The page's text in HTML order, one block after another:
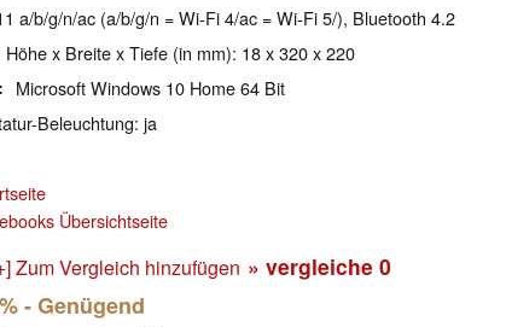
a/b/g/n/ac (a/b/g/n = Wi-Fi 4/ac = Wi-Fi 5/), Bluetooth 4.2
Höhe x Breite x Tiefe (in mm): 18 x 320 x 220
Microsoft Windows 10 Home 64 Bit
Beleuchtung: ja
Übersichtseite
Zum Vergleich hinzufügen » vergleiche 0
- Genügend